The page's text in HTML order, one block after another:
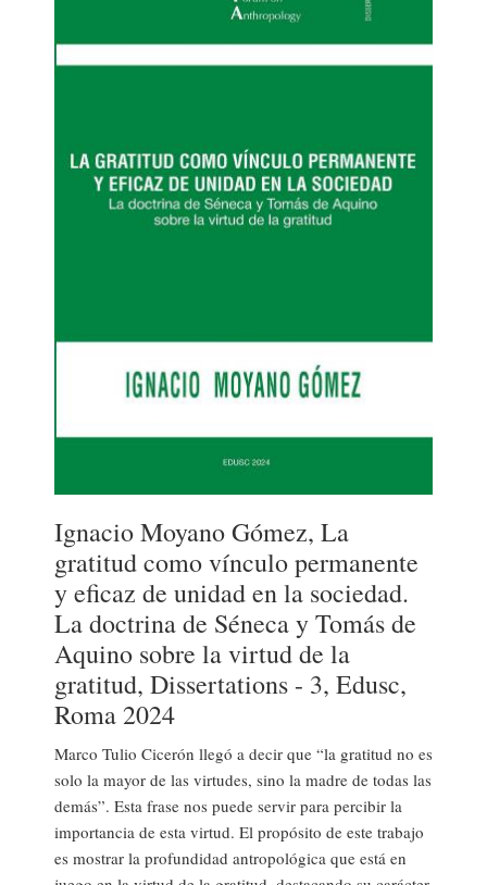
Ignacio Moyano Gómez, La
gratitud como vínculo permanente
y eficaz de unidad en la sociedad.
La doctrina de Séneca y Tomás de
Aquino sobre la virtud de la
gratitud, Dissertations - 3, Edusc,
Roma 2024
Marco Tulio Cicerón llegó a decir que “la gratitud no es
solo la mayor de las virtudes, sino la madre de todas las
demás”. Esta frase nos puede servir para percibir la
importancia de esta virtud. El propósito de este trabajo
es mostrar la profundidad antropológica que está en